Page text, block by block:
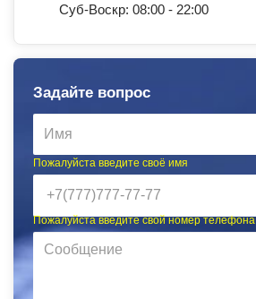
Суб-Воскр: 08:00 - 22:00
Задайте вопрос
Пожалуйста введите своё имя
Пожалуйста введите свой номер телефона